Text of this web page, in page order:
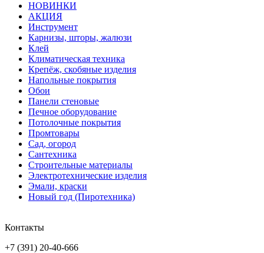
НОВИНКИ
АКЦИЯ
Инструмент
Карнизы, шторы, жалюзи
Клей
Климатическая техника
Крепёж, скобяные изделия
Напольные покрытия
Обои
Панели стеновые
Печное оборудование
Потолочные покрытия
Промтовары
Сад, огород
Сантехника
Строительные материалы
Электротехнические изделия
Эмали, краски
Новый год (Пиротехника)
Контакты
+7 (391) 20-40-666